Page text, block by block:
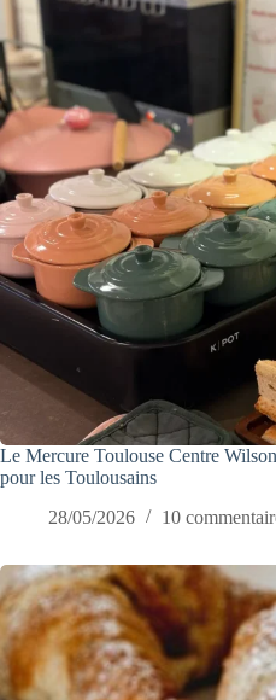
Le Mercure Toulouse Centre
pour les Toulousains
28/05/2026
10